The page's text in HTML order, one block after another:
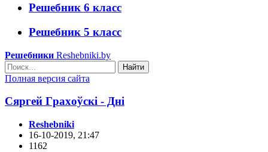
Решебник 6 класс
Решебник 5 класс
Решебники Reshebniki.by
Найти
Полная версия сайта
Сяpгeй Гpaxoўcкi - Днi
Reshebniki
16-10-2019, 21:47
1162